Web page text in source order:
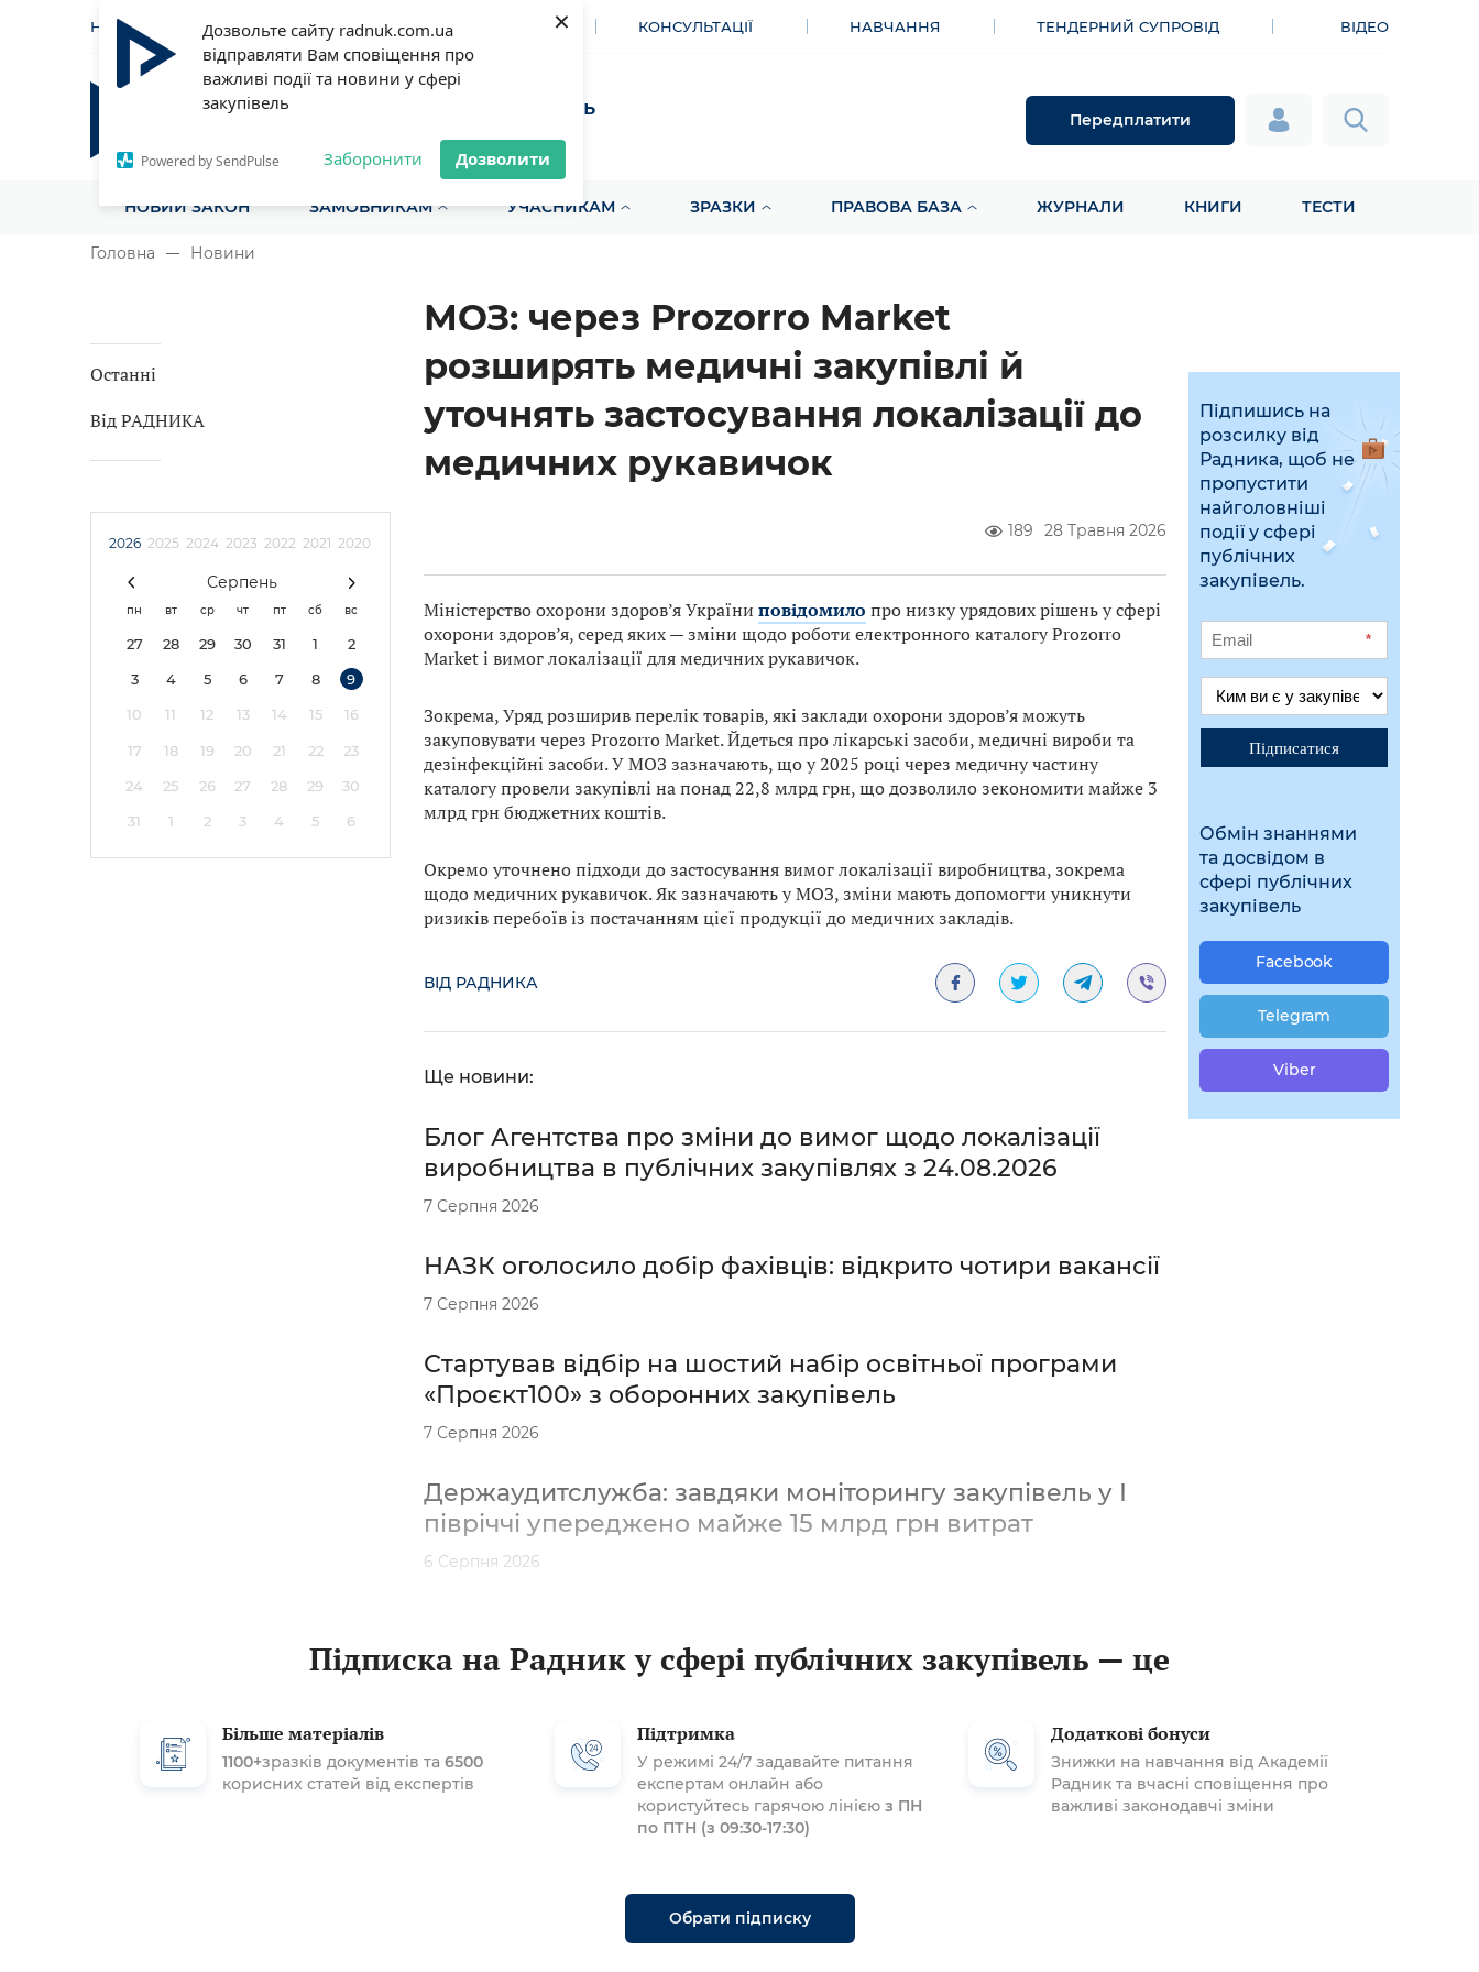
Дозвольте сайту radnuk.com.ua
відправляти Вам сповіщення про
важливі події та новини у сфері
закупівель
Powered by SendPulse Заборонити Дозволити
×
НОВИНИ СТАТТІ ІНСТРУМЕНТИ КОНСУЛЬТАЦІЇ НАВЧАННЯ ТЕНДЕРНИЙ СУПРОВІД ВІДЕО
Радник у сфері публічних закупівель Передплатити
НОВИЙ ЗАКОН ЗАМОВНИКАМ УЧАСНИКАМ ЗРАЗКИ ПРАВОВА БАЗА ЖУРНАЛИ КНИГИ ТЕСТИ
Головна Новини
Останні
Від РАДНИКА
2026 2025 2024 2023 2022 2021 2020
Серпень
пн вт ср чт пт сб вс
27 28 29 30 31 1 2
3 4 5 6 7 8 9
10 11 12 13 14 15 16
17 18 19 20 21 22 23
24 25 26 27 28 29 30
31 1 2 3 4 5 6
МОЗ: через Prozorro Market
розширять медичні закупівлі й
уточнять застосування локалізації до
медичних рукавичок
189 28 Травня 2026
Міністерство охорони здоров’я України повідомило про низку урядових рішень у сфері
охорони здоров’я, серед яких — зміни щодо роботи електронного каталогу Prozorro
Market і вимог локалізації для медичних рукавичок.
Зокрема, Уряд розширив перелік товарів, які заклади охорони здоров’я можуть
закуповувати через Prozorro Market. Йдеться про лікарські засоби, медичні вироби та
дезінфекційні засоби. У МОЗ зазначають, що у 2025 році через медичну частину
каталогу провели закупівлі на понад 22,8 млрд грн, що дозволило зекономити майже 3
млрд грн бюджетних коштів.
Окремо уточнено підходи до застосування вимог локалізації виробництва, зокрема
щодо медичних рукавичок. Як зазначають у МОЗ, зміни мають допомогти уникнути
ризиків перебоїв із постачанням цієї продукції до медичних закладів.
ВІД РАДНИКА
Ще новини:
Блог Агентства про зміни до вимог щодо локалізації
виробництва в публічних закупівлях з 24.08.2026
7 Серпня 2026
НАЗК оголосило добір фахівців: відкрито чотири вакансії
7 Серпня 2026
Стартував відбір на шостий набір освітньої програми
«Проєкт100» з оборонних закупівель
7 Серпня 2026
Держаудитслужба: завдяки моніторингу закупівель у І
півріччі упереджено майже 15 млрд грн витрат
6 Серпня 2026
Підпишись на
розсилку від
Радника, щоб не
пропустити
найголовніші
події у сфері
публічних
закупівель.
*
Підписатися
Обмін знаннями
та досвідом в
сфері публічних
закупівель
Facebook
Telegram
Viber
Підписка на Радник у сфері публічних закупівель — це
Більше матеріалів
1100+зразків документів та 6500
корисних статей від експертів
Підтримка
У режимі 24/7 задавайте питання
експертам онлайн або
користуйтесь гарячою лінією з ПН
по ПТН (з 09:30-17:30)
Додаткові бонуси
Знижки на навчання від Академії
Радник та вчасні сповіщення про
важливі законодавчі зміни
Обрати підписку